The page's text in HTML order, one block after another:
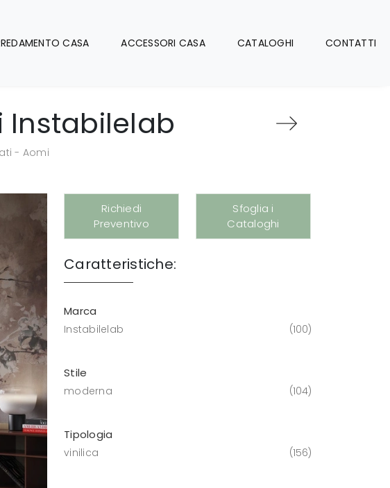
CASA ACCESSORI CASA CATALOGHI CONTATTI
- Aomi
Richiedi
Preventivo
Sfoglia i
Cataloghi
Caratteristiche:
Marca
Instabilelab 100
Stile
moderna 104
Tipologia
vinilica 156